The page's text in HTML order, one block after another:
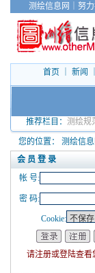
测绘信息网 努
首页 新闻
推荐栏目： 测绘规
您的位置： 测绘信息
会 员 登 录
帐 号:
密 码:
Cookie:
请注册或登陆查看